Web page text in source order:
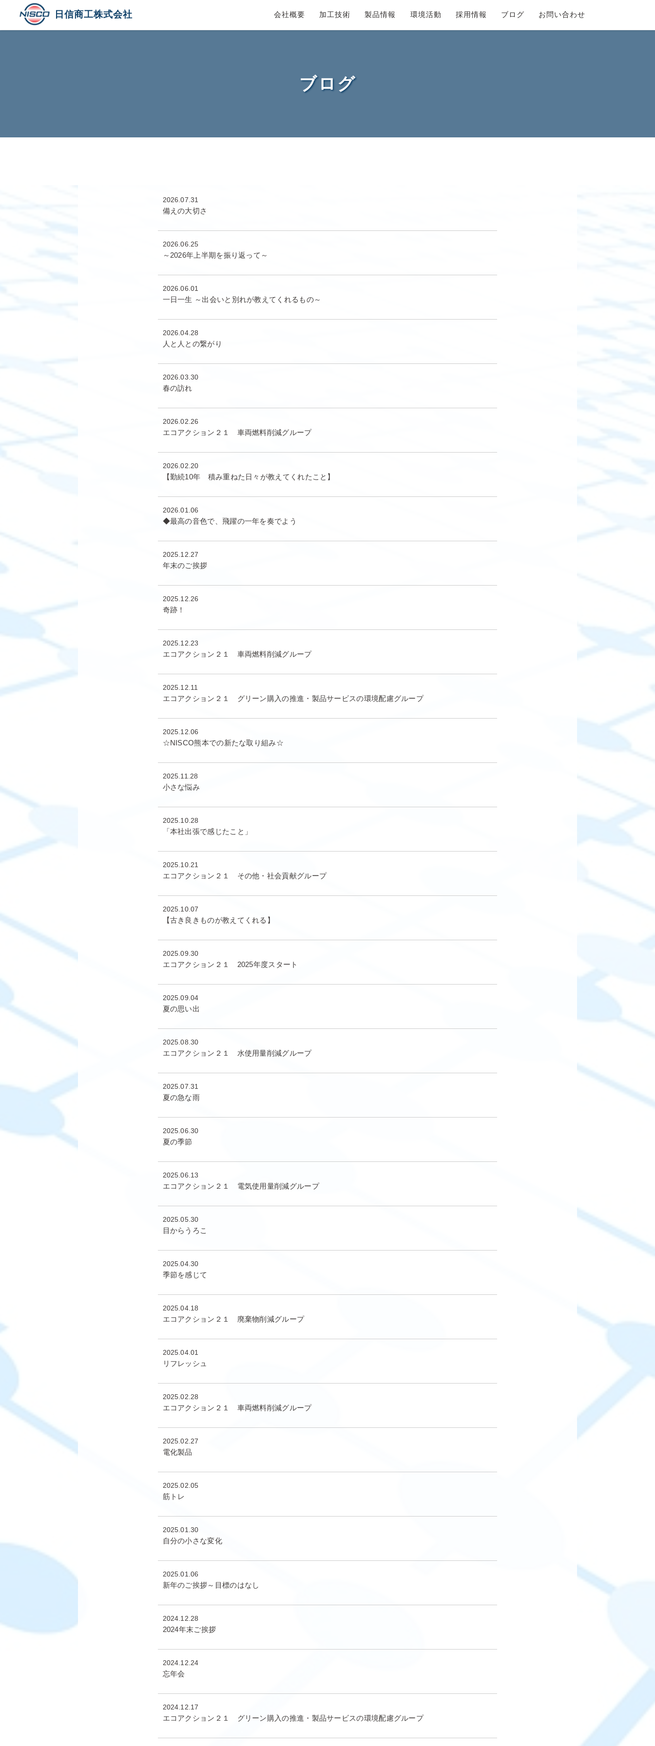
日信商工株式会社 会社概要 加工技術 製品情報 環境活動 採用情報 ブログ お問い合わせ
ブログ
2026.07.31
備えの大切さ
2026.06.25
～2026年上半期を振り返って～
2026.06.01
一日一生 ～出会いと別れが教えてくれるもの～
2026.04.28
人と人との繋がり
2026.03.30
春の訪れ
2026.02.26
エコアクション２１ 車両燃料削減グループ
2026.02.20
【勤続10年 積み重ねた日々が教えてくれたこと】
2026.01.06
◆最高の音色で、飛躍の一年を奏でよう
2025.12.27
年末のご挨拶
2025.12.26
奇跡！
2025.12.23
エコアクション２１ 車両燃料削減グループ
2025.12.11
エコアクション２１ グリーン購入の推進・製品サービスの環境配慮グループ
2025.12.06
☆NISCO熊本での新たな取り組み☆
2025.11.28
小さな悩み
2025.10.28
「本社出張で感じたこと」
2025.10.21
エコアクション２１ その他・社会貢献グループ
2025.10.07
【古き良きものが教えてくれる】
2025.09.30
エコアクション２１ 2025年度スタート
2025.09.04
夏の思い出
2025.08.30
エコアクション２１ 水使用量削減グループ
2025.07.31
夏の急な雨
2025.06.30
夏の季節
2025.06.13
エコアクション２１ 電気使用量削減グループ
2025.05.30
目からうろこ
2025.04.30
季節を感じて
2025.04.18
エコアクション２１ 廃棄物削減グループ
2025.04.01
リフレッシュ
2025.02.28
エコアクション２１ 車両燃料削減グループ
2025.02.27
電化製品
2025.02.05
筋トレ
2025.01.30
自分の小さな変化
2025.01.06
新年のご挨拶～目標のはなし
2024.12.28
2024年末ご挨拶
2024.12.24
忘年会
2024.12.17
エコアクション２１ グリーン購入の推進・製品サービスの環境配慮グループ